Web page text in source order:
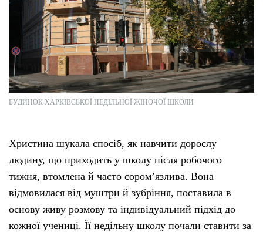
БУДИНОК ХАРКІВСЬКОЇ НЕДІЛЬНОЇ ЖІНОЧОЇ ШКОЛИ
Христина шукала спосіб, як навчити дорослу
людину, що приходить у школу після робочого
тижня, втомлена й часто соромʼязлива. Вона
відмовилася від муштри й зубріння, поставила в
основу живу розмову та індивідуальний підхід до
кожної учениці. Її недільну школу почали ставити за